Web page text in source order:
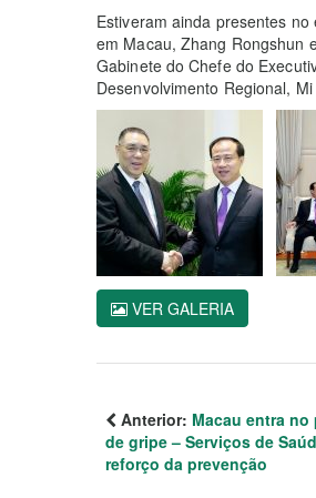
Estiveram ainda presentes
em Macau, Zhang Rongshun
Gabinete do Chefe do
Desenvolvimento Regional, Mi
VER GALERIA
Anterior: Macau entra
de gripe – Serviços de
reforço da prevenção